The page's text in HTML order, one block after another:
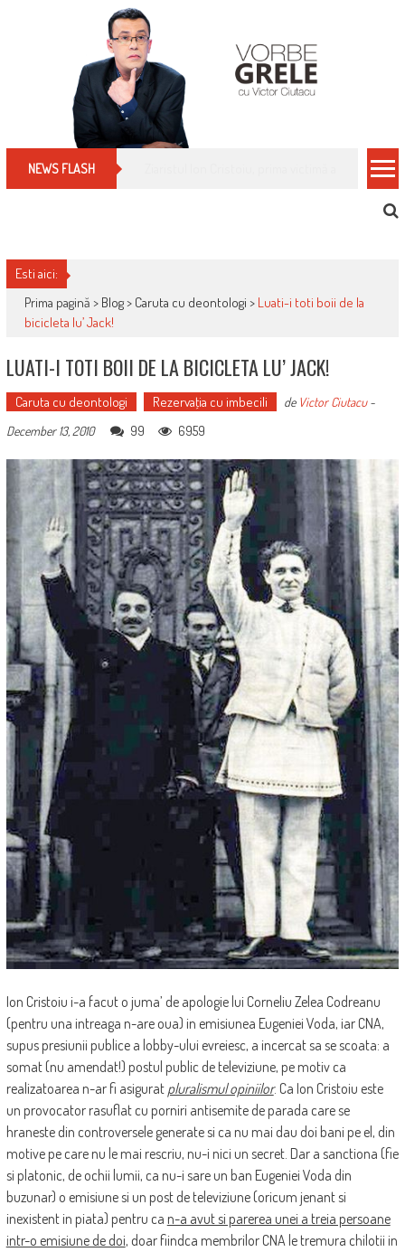
NEWS FLASH Cum îți schimbi, rapid, gratuit și eficient,
Esti aici:
Prima pagină > Blog> Caruta cu deontologi > Luati-i toti boii de la
bicicleta lu’ Jack!
LUATI-I TOTI BOII DE LA BICICLETA LU’ JACK!
Caruta cu deontologi Rezervaţia cu imbecili de Victor Ciutacu-
December 13, 2010
99 6959
Ion Cristoiu i-a facut o juma’ de apologie lui Corneliu Zelea Codreanu
(pentru una intreaga n-are oua) in emisiunea Eugeniei Voda, iar CNA,
supus presiunii publice a lobby-ului evreiesc, a incercat sa se scoata: a
somat (nu amendat!) postul public de televiziune, pe motiv ca
realizatoarea n-ar fi asigurat pluralismul opiniilor. Ca Ion Cristoiu este
un provocator rasuflat cu porniri antisemite de parada care se
hraneste din controversele generate si ca nu mai dau doi bani pe el, din
motive pe care nu le mai rescriu, nu-i nici un secret. Dar a sanctiona (fie
si platonic, de ochii lumii, ca nu-i sare un ban Eugeniei Voda din
buzunar) o emisiune si un post de televiziune (oricum jenant si
inexistent in piata) pentru ca n-a avut si parerea unei a treia persoane
intr-o emisiune de doi, doar fiindca membrilor CNA le tremura chilotii in